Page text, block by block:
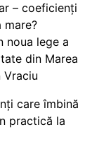
– coeficienți
mare?
noua lege a
din Marea
Vraciu
care îmbină
practică la